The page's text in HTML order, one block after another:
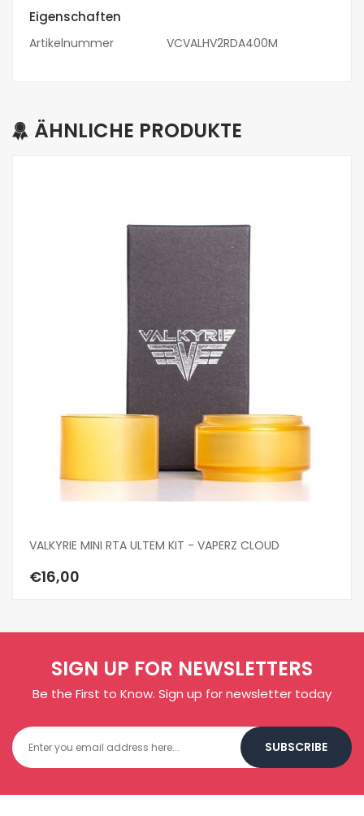
Eigenschaften
Artikelnummer VCVALHV2RDA400M
ÄHNLICHE PRODUKTE
VALKYRIE MINI RTA ULTEM KIT - VAPERZ CLOUD
€16,00
SIGN UP FOR NEWSLETTERS
Be the First to Know. Sign up for newsletter today
SUBSCRIBE